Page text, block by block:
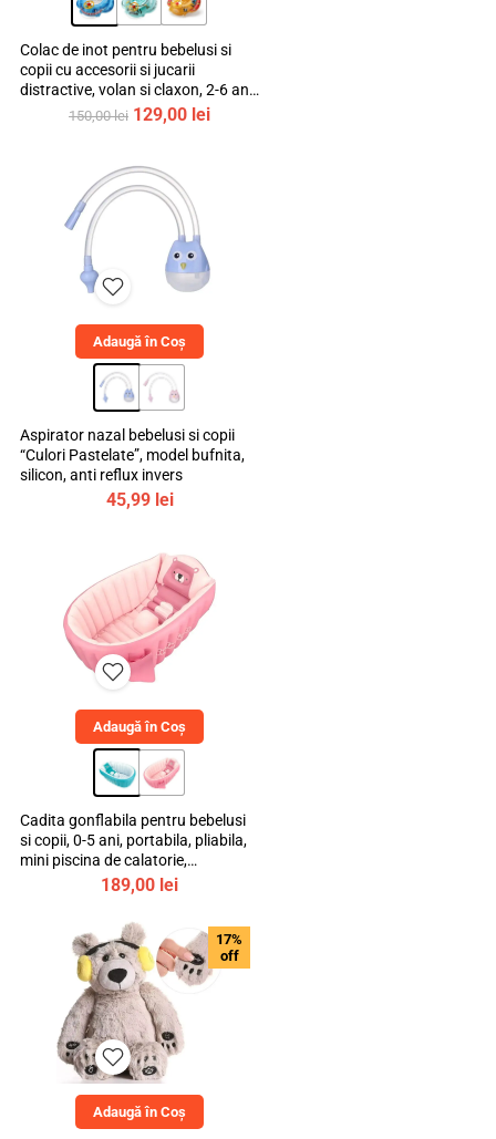
Colac de inot pentru bebelusi si
copii cu accesorii si jucarii
distractive, volan si claxon, 2-6 ani,
bebeLOGIC™
150,00lei Prețul
fost:
150,00 lei.
129,00 leiPrețul
Adaugă în Coș
Aspirator nazal bebelusi si copii
“Culori Pastelate”, model bufnita,
silicon, anti reflux invers
45,99 lei
Adaugă în Coș
Cadita gonflabila pentru bebelusi
si copii, 0-5 ani, portabila, pliabila,
mini piscina de calatorie,
bebeLOGIC™189,00 lei
17%
off
Adaugă în Coș